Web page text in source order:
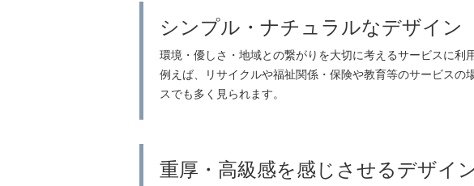
シンプル・ナチュラルなデザイン
環境・優しさ・地域との繋がりを大切に考えるサービスに利
例えば、リサイクルや福祉関係・保険や教育等のサービス
スでも多く見られます。
重厚・高級感を感じさせるデザイ